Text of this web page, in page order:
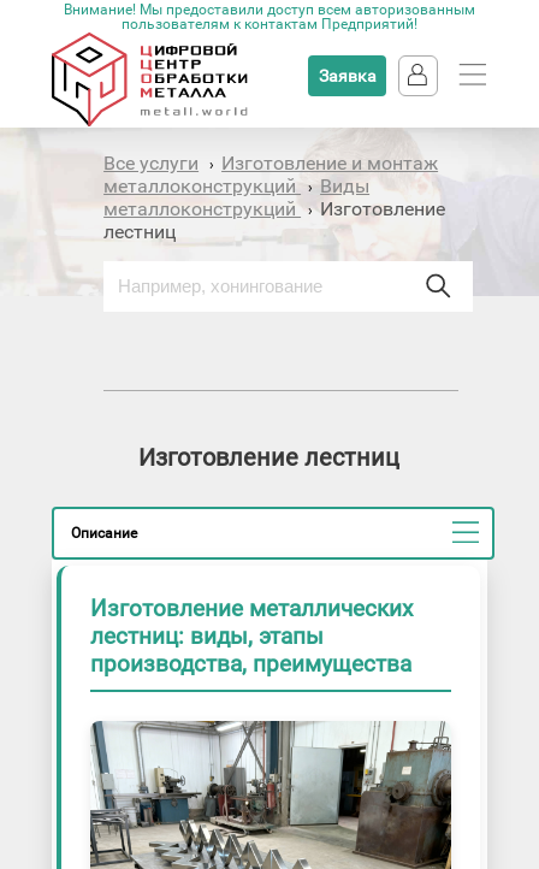
Внимание! Мы предоставили доступ всем авторизованным
пользователям к контактам Предприятий!
Заявка
Все услуги › Изготовление и монтаж
металлоконструкций
› Виды
металлоконструкций›Изготовление
лестниц
Изготовление лестниц
Описание
Изготовление металлических
лестниц: виды, этапы
производства, преимущества